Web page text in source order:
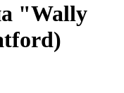
"Wally